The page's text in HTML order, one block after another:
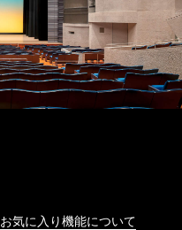
お気に入り機能について